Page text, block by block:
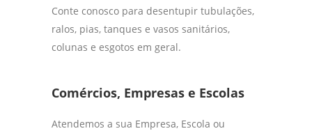
Conte conosco para desentupir tubulações,
ralos, pias, tanques e vasos sanitários,
colunas e esgotos em geral.
Comércios, Empresas e Escolas
Atendemos a sua Empresa, Escola ou